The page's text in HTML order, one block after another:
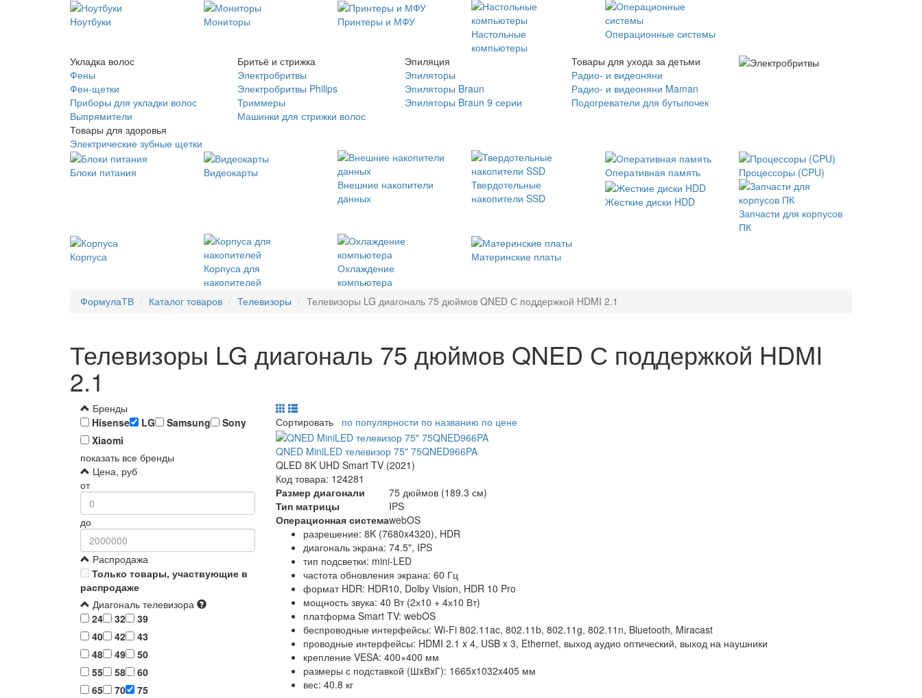
Ноутбуки Мониторы
Принтеры и МФУ
Настольные
компьютеры
Операционные системы
Укладка волос
Фены
Фен-щетки
Приборы для укладки волос
Выпрямители
Товары для здоровья
Электрические зубные щетки
Бритьё и стрижка
Электробритвы
Электробритвы Philips
Триммеры
Машинки для стрижки волос
Эпиляция
Эпиляторы
Эпиляторы Braun
Эпиляторы Braun 9 серии
Товары для ухода за детьми
Радио- и видеоняни
Радио- и видеоняни Maman
Подогреватели для бутылочек
Блоки питания
Видеокарты
Внешние накопители
данных
Твердотельные
накопители SSD
Оперативная память Процессоры (CPU)
Жесткие диски HDD
Запчасти для корпусов
ПК
Корпуса
Корпуса для
накопителей
Охлаждение
компьютера
Материнские платы
ФормулаТВ Каталог товаров Телевизоры Телевизоры LG диагональ 75 дюймов QNED С поддержкой HDMI 2.1
Телевизоры LG диагональ 75 дюймов QNED С поддержкой HDMI
2.1
Бренды
Hisense
LG Samsung
Sony
Xiaomi
показать все бренды
Цена, руб
от
до
Распродажа
Только товары, участвующие в
распродаже
Диагональ телевизора
24
32
39
40
42
43
48
49
50
55
58
60
65
70
75
Сортировать по популярности по названию по цене
QNED MiniLED телевизор 75" 75QNED966PA
QLED 8K UHD Smart TV (2021)
Код товара: 124281
Размер диагонали
75 дюймов (189.3 см)
Тип матрицы
IPS
Операционная системаwebOS
разрешение: 8K (7680x4320), HDR
диагональ экрана: 74.5", IPS
тип подсветки: mini-LED
частота обновления экрана: 60 Гц
формат HDR: HDR10, Dolby Vision, HDR 10 Pro
мощность звука: 40 Вт (2х10 + 4х10 Вт)
платформа Smart TV: webOS
беспроводные интерфейсы: Wi-Fi 802.11ac, 802.11b, 802.11g, 802.11n, Bluetooth, Miracast
проводные интерфейсы: HDMI 2.1 x 4, USB x 3, Ethernet, выход аудио оптический, выход на наушники
крепление VESA: 400×400 мм
размеры с подставкой (ШxВxГ): 1665x1032x405 мм
вес: 40.8 кг